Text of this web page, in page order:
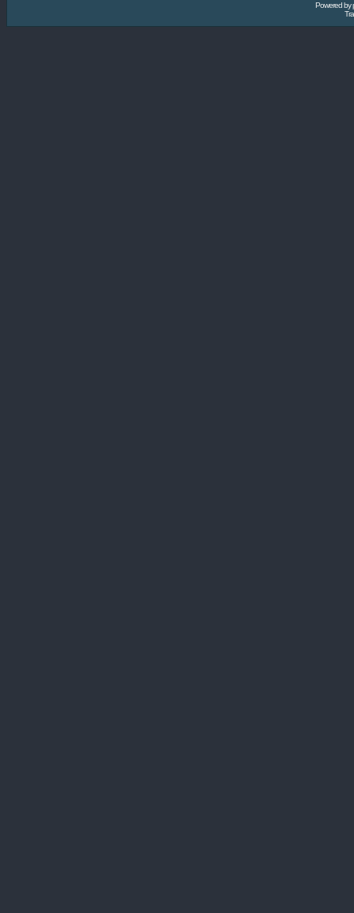
Powered by